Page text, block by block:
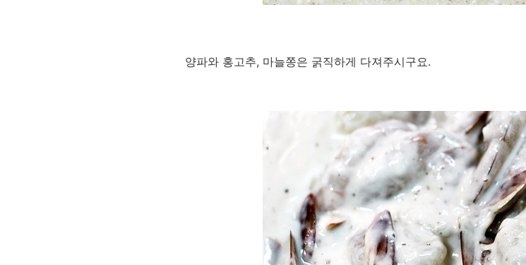
양파와 홍고추, 마늘쫑은 굵직하게 다져주시구요.